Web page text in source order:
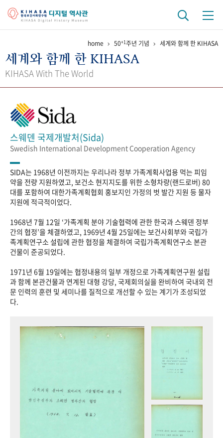
걸어온 길 기관 변천사 역대 기관장
정책과 연구 키워드로 보는 연구 역사
간행물 변천사
기록물 아카이브
사진 아카이브 문서 기록물 행정박물 영상 기록물
성과 50선 숫자로 보는 50년 50+1주년 광장
세계와 함께 한 KIHASA
VR 역사관
home 50+1주년 기념 세계와 함께 한 KIHASA
세계와 함께 한 KIHASA
KIHASA With The World
스웨덴 국제개발처(Sida)
Swedish International Development Cooperation Agency
SIDA는 1968년 이전까지는 우리나라 정부 가족계획사업용 먹는 피임
약을 전량 지원하였고, 보건소 현지지도를 위한 소형차량(랜드로버) 80
대를 포함하여 대한가족계획협회 홍보지인 가정의 벗 발간 지원 등 물자
지원에 적극적이었다.
1968년 7월 12일 ‘가족계획 분야 기술협력에 관한 한국과 스웨덴 정부
간의 협정’을 체결하였고, 1969년 4월 25일에는 보건사회부와 국립가
족계획연구소 설립에 관한 협정을 체결하여 국립가족계획연구소 본관
건물이 준공되었다.
1971년 6월 19일에는 협정내용의 일부 개정으로 가족계획연구원 설립
과 함께 본관건물과 연계된 대형 강당, 국제회의실을 완비하여 국내외 전
문 인력의 훈련 및 세미나를 질적으로 개선할 수 있는 계기가 조성되었
다.